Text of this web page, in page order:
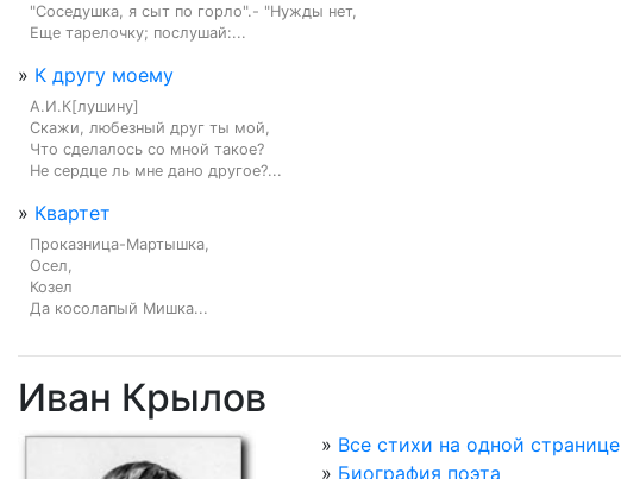
"Соседушка, я сыт по горло".- "Нужды нет,
Еще тарелочку; послушай:...
» К другу моему
А.И.К[лушину]
Скажи, любезный друг ты мой,
Что сделалось со мной такое?
Не сердце ль мне дано другое?...
» Квартет
Проказница-Мартышка,
Осел,
Козел
Да косолапый Мишка...
Иван Крылов
» Все стихи на одной странице
» Биография поэта